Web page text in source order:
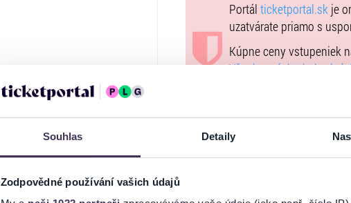
Souhlas Detaily
Zodpovědné používání vašich údajů
Portál ticketportal.skje
uzatvárate priamo s
Kúpne ceny vstupeniek
Všeobecných
podujatie nie je možné
vstupeniek na našej
Usporiadateľ sa v
DSA) zaviazal ponúkať
uplatniteľným právom
stránketu